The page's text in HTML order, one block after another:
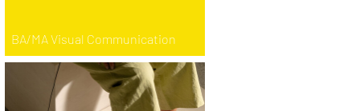
BA/MA Visual Communication